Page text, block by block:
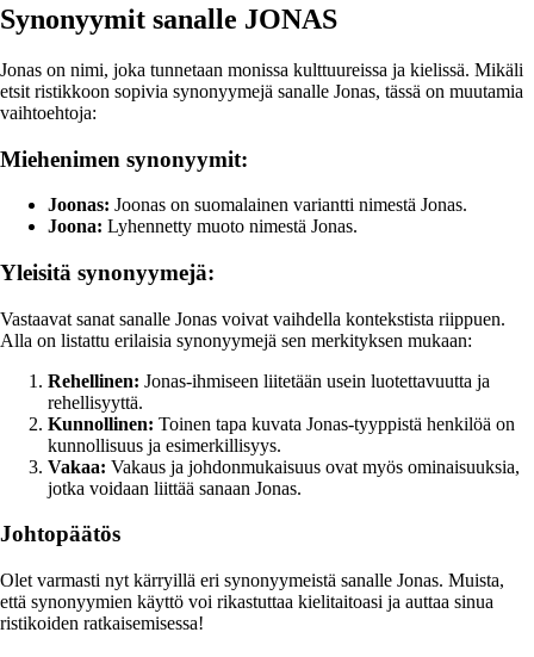
Synonyymit sanalle JONAS
Jonas on nimi, joka tunnetaan monissa kulttuureissa ja kielissä. Mikäli
etsit ristikkoon sopivia synonyymejä sanalle Jonas, tässä on muutamia
vaihtoehtoja:
Miehenimen synonyymit:
Joonas: Joonas on suomalainen variantti nimestä Jonas.
Joona: Lyhennetty muoto nimestä Jonas.
Yleisitä synonyymejä:
Vastaavat sanat sanalle Jonas voivat vaihdella kontekstista riippuen.
Alla on listattu erilaisia synonyymejä sen merkityksen mukaan:
Rehellinen: Jonas-ihmiseen liitetään usein luotettavuutta ja
rehellisyyttä.
Kunnollinen: Toinen tapa kuvata Jonas-tyyppistä henkilöä on
kunnollisuus ja esimerkillisyys.
Vakaa: Vakaus ja johdonmukaisuus ovat myös ominaisuuksia,
jotka voidaan liittää sanaan Jonas.
Johtopäätös
Olet varmasti nyt kärryillä eri synonyymeistä sanalle Jonas. Muista,
että synonyymien käyttö voi rikastuttaa kielitaitoasi ja auttaa sinua
ristikoiden ratkaisemisessa!